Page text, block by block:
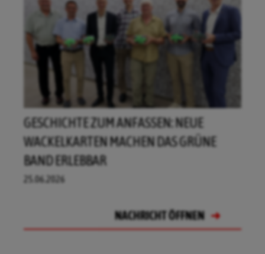
NACHRICHT ÖFFNEN
GESCHICHTE ZUM ANFASSEN: NEUE
WACKELKARTEN MACHEN DAS GRÜNE
BAND ERLEBBAR
25.06.2026
NACHRICHT ÖFFNEN
NACHRICHT ÖFFNEN